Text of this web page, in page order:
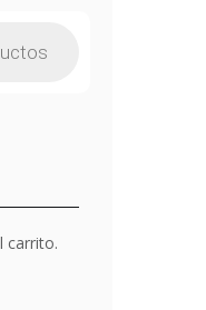
carrito.